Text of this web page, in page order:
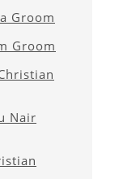
Groom
Groom
Nair